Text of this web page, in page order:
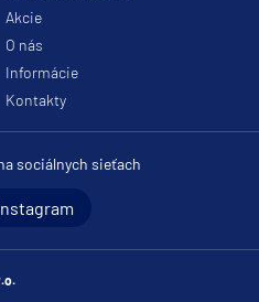
Akcie
O nás
Informácie
Kontakty
sociálnych sieťach